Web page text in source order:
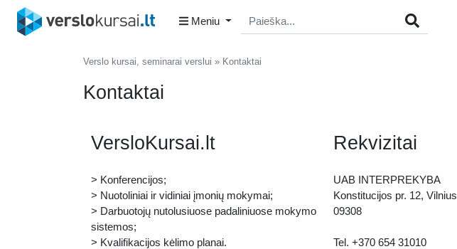
Meniu
Verslo kursai, seminarai verslui Kontaktai
Kontaktai
VersloKursai.lt
> Konferencijos;
> Nuotoliniai ir vidiniai įmonių mokymai;
> Darbuotojų nutolusiuose padaliniuose mokymo
sistemos;
> Kvalifikacijos kėlimo planai.
Rekvizitai
UAB INTERPREKYBA
Konstitucijos pr. 12, Vilnius
09308
Tel. +370 654 31010